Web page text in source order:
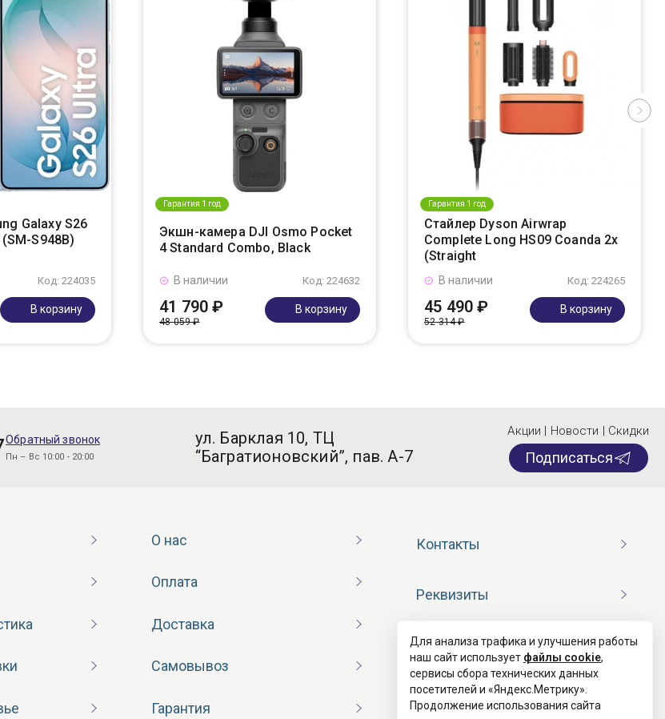
Galaxy S26
S948B)
Код: 224035
В корзину
Гарантия 1 год
Экшн-камера DJI Osmo Pocket
4 Standard Combo, Black
Код: 224632
В наличии
41 790 ₽
48 059 ₽
В корзину
Гарантия 1 год
Стайлер Dyson Airwrap
Complete Long HS09 Coanda 2x
(Straight
Код: 224265
В наличии
45 490 ₽
52 314 ₽
В корзину
Обратный звонок
Пн – Вс 10:00 - 20:00
ул. Барклая 10, ТЦ
“Багратионовский”, пав. А-7
Акции | Новости | Скидки
Подписаться
О нас
Оплата
Доставка
Самовывоз
Гарантия
Контакты
Реквизиты
Договор оферты
Согласие на обработку ПД
Для анализа трафика и улучшения работы
наш сайт использует файлы cookie,
сервисы сбора технических данных
посетителей и «Яндекс.Метрику».
Продолжение использования сайта